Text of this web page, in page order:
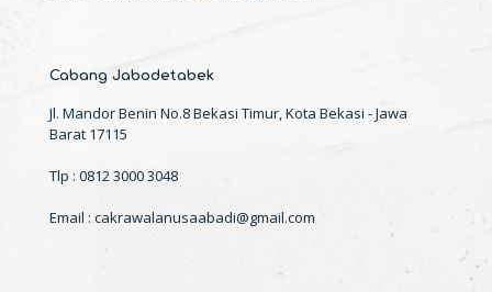
Cabang Jabodetabek
Jl. Mandor Benin No.8 Bekasi Timur, Kota Bekasi - Jawa
Barat 17115
Tlp : 0812 3000 3048
Email : cakrawalanusaabadi@gmail.com